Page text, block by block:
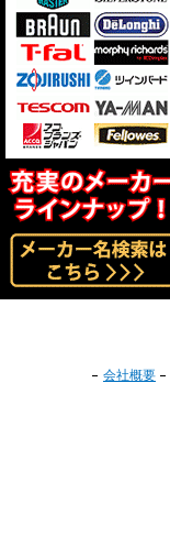
会社概要